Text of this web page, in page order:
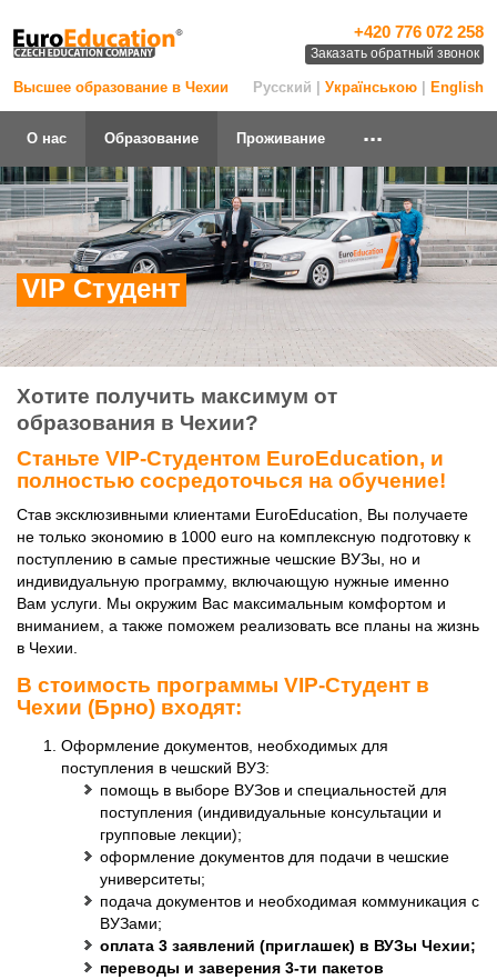
Высшее образование в Чехии
+420 776 072 258
Заказать обратный звонок
Русский | Українською English
О нас Образование Проживание ...
VIP Студент
Хотите получить максимум от
образования в Чехии?
Станьте VIP-Студентом EuroEducation, и
полностью сосредоточься на обучение!
Став эксклюзивными клиентами EuroEducation, Вы получаете
не только экономию в 1000 euro на комплексную подготовку к
поступлению в самые престижные чешские ВУЗы, но и
индивидуальную программу, включающую нужные именно
Вам услуги. Мы окружим Вас максимальным комфортом и
вниманием, а также поможем реализовать все планы на жизнь
в Чехии.
В стоимость программы VIP-Студент в
Чехии (Брно) входят:
Оформление документов, необходимых для
поступления в чешский ВУЗ:
помощь в выборе ВУЗов и специальностей для
поступления (индивидуальные консультации и
групповые лекции);
оформление документов для подачи в чешские
университеты;
подача документов и необходимая коммуникация с
ВУЗами;
оплата 3 заявлений (приглашек) в ВУЗы Чехии;
переводы и заверения 3-ти пакетов